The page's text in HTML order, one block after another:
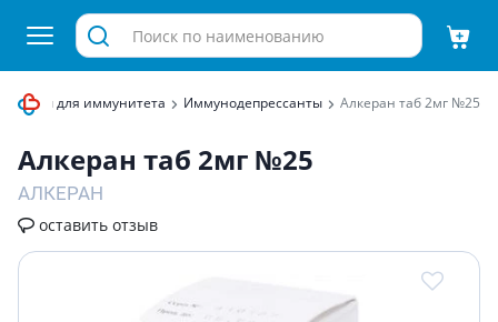
для иммунитета Иммунодепрессанты Алкеран таб 2мг №25
Алкеран таб 2мг №25
АЛКЕРАН
оставить отзыв